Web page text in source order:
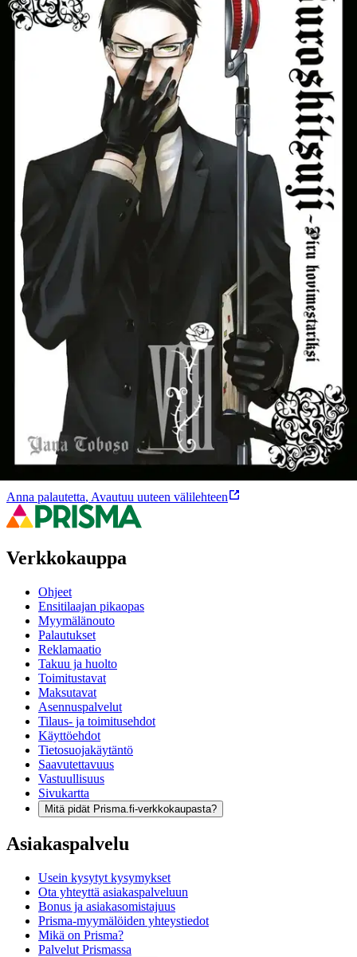
Tarkista myymäläsaatavuus
Tuotekuvaus
Sirkuksen väki tunkeutuu Phantomhiven kartanoon, jonka herra ei
ole paikalla. Heille on luvassa melkoisia yllätyksiä. Toisaalla
Sebastian saattaa erään tarinan päätökseen Cielin käskystä. Jääkö
sirkuksesta ja sen isännästä jäljelle muuta kuin tuhkaa?
Ominaisuudet
Oletko tyytyväinen tuotetietoihin?
Ovatko tuotetiedot riittävät? Jos tuotetiedoissa on puutteita tai niitä
voisi muuten parantaa, anna palautetta.
Anna palautetta, Avautuu uuteen välilehteen
Verkkokauppa
Ohjeet
Ensitilaajan pikaopas
Myymälänouto
Palautukset
Reklamaatio
Takuu ja huolto
Toimitustavat
Maksutavat
Asennuspalvelut
Tilaus- ja toimitusehdot
Käyttöehdot
Tietosuojakäytäntö
Saavutettavuus
Vastuullisuus
Sivukartta
Mitä pidät Prisma.fi-verkkokaupasta?
Asiakaspalvelu
Usein kysytyt kysymykset
Ota yhteyttä asiakaspalveluun
Bonus ja asiakasomistajuus
Prisma-myymälöiden yhteystiedot
Mikä on Prisma?
Palvelut Prismassa